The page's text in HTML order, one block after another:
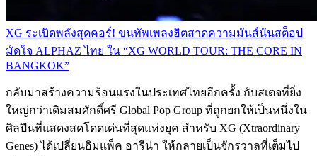
XG ระเบิดพลังสุดคอร์! ขนทัพเพลงฮิตสาดความมันส์นันสต็อป
มัดใจ ALPHAZ ไทย ใน “XG WORLD TOUR: THE CORE IN
BANGKOK”
กลับมาสร้างความร้อนแรงในประเทศไทยอีกครั้ง กับสเตจที่ยิ่ง
ใหญ่กว่าเดิมสมศักดิ์ศรี Global Pop Group ที่ถูกยกให้เป็นหนึ่งใน
ศิลปินที่แสดงสดโดดเด่นที่สุดแห่งยุค สำหรับ XG (Xtraordinary
Genes) ได้เปลี่ยนอิมแพ็ค อารีน่า ให้กลายเป็นจักรวาลที่เต็มไป